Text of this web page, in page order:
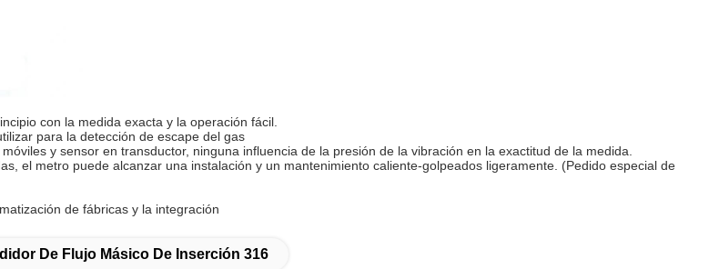
con la medida exacta y la operación fácil.
para la detección de escape del gas
y sensor en transductor, ninguna influencia de la presión de la vibración en la exactitud de la medida.
el metro puede alcanzar una instalación y un mantenimiento caliente-golpeados ligeramente. (Pedido especial de
de fábricas y la integración
De Flujo Másico De Inserción 316